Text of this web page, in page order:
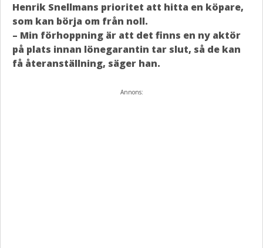
Henrik Snellmans prioritet att hitta en köpare,
som kan börja om från noll.
– Min förhoppning är att det finns en ny aktör
på plats innan lönegarantin tar slut, så de kan
få återanställning, säger han.
Annons: